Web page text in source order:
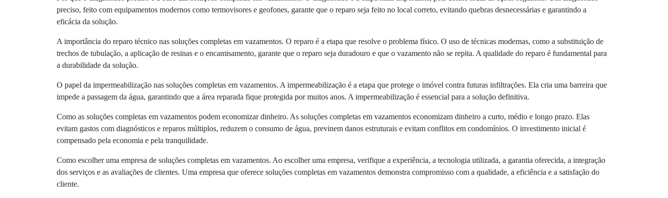
preciso, feito com equipamentos modernos como termovisores e geofones, garante que o reparo seja feito no local correto, evitando quebras desnecessárias e garantindo a
eficácia da solução.
A importância do reparo técnico nas soluções completas em vazamentos. O reparo é a etapa que resolve o problema físico. O uso de técnicas modernas, como a substituição de
trechos de tubulação, a aplicação de resinas e o encamisamento, garante que o reparo seja duradouro e que o vazamento não se repita. A qualidade do reparo é fundamental para
a durabilidade da solução.
O papel da impermeabilização nas soluções completas em vazamentos. A impermeabilização é a etapa que protege o imóvel contra futuras infiltrações. Ela cria uma barreira que
impede a passagem da água, garantindo que a área reparada fique protegida por muitos anos. A impermeabilização é essencial para a solução definitiva.
Como as soluções completas em vazamentos podem economizar dinheiro. As soluções completas em vazamentos economizam dinheiro a curto, médio e longo prazo. Elas
evitam gastos com diagnósticos e reparos múltiplos, reduzem o consumo de água, previnem danos estruturais e evitam conflitos em condomínios. O investimento inicial é
compensado pela economia e pela tranquilidade.
Como escolher uma empresa de soluções completas em vazamentos. Ao escolher uma empresa, verifique a experiência, a tecnologia utilizada, a garantia oferecida, a integração
dos serviços e as avaliações de clientes. Uma empresa que oferece soluções completas em vazamentos demonstra compromisso com a qualidade, a eficiência e a satisfação do
cliente.